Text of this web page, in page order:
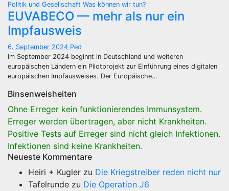
Politik und Gesellschaft Was können wir tun?
EUVABECO — mehr als nur ein
Impfausweis
6. September 2024 Ped
Im September 2024 beginnt in Deutschland und weiteren
europäischen Ländern ein Pilotprojekt zur Einführung eines digitalen
europäischen Impfausweises. Der Europäische…
Binsenweisheiten
Ohne Erreger kein funktionierendes Immunsystem.
Erreger werden übertragen, aber nicht Krankheiten.
Positive Tests auf Erreger sind nicht gleich Infektionen.
Infektionen sind keine Krankheiten.
Neueste Kommentare
Heiri + Kugler zu Die Kriegstreiber reden nicht nur
Tafelrunde zu Die Operation J6